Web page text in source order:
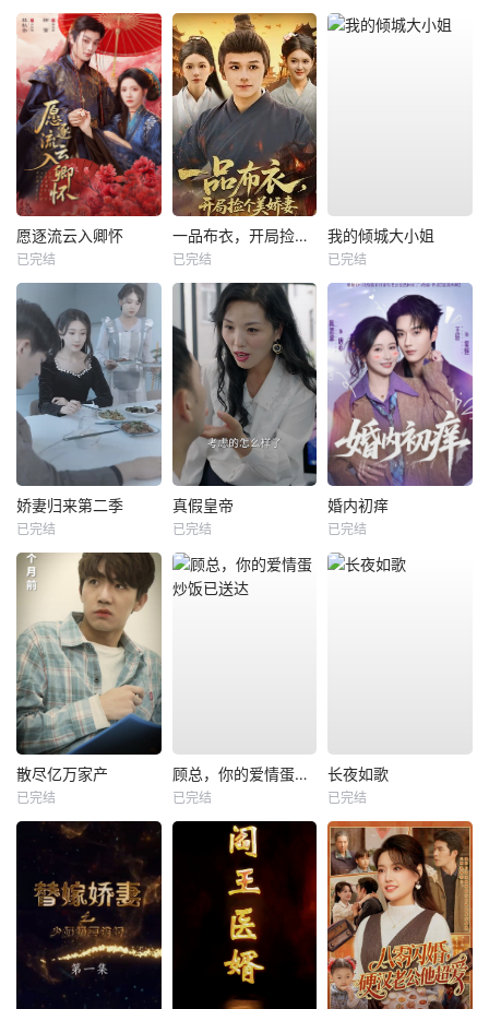
愿逐流云入卿怀
已完结
一品布衣，开局捡个美娇妻
已完结
我的倾城大小姐
已完结
娇妻归来第二季
已完结
真假皇帝
已完结
婚内初痒
已完结
散尽亿万家产
已完结
顾总，你的爱情蛋炒饭已送达
已完结
长夜如歌
已完结